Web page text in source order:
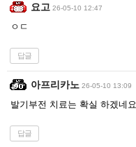
요고 26-05-10 12:47
ㅇㄷ
답글
아프리카노 26-05-10 13:09
발기부전 치료는 확실 하겠네요
답글